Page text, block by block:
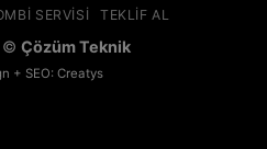
SERVISI TEKLIF AL
© Çözüm Teknik
+ SEO: Creatys